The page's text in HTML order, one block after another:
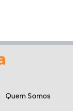
Quem Somos